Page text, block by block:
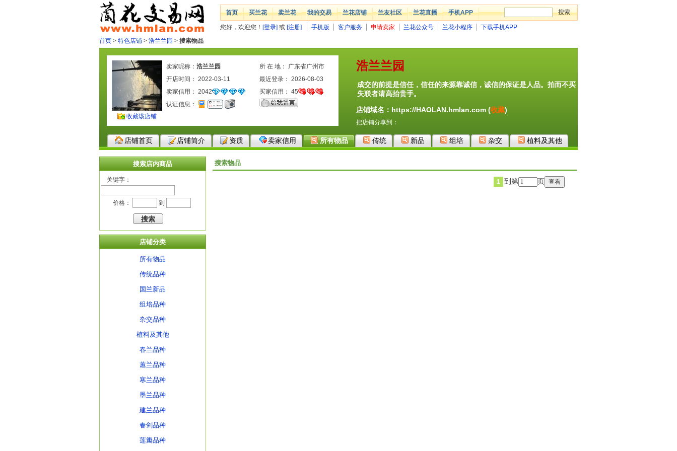
首页 买兰花 卖兰花 我的交易 兰花店铺 兰友社区 兰花直播 手机APP
您好，欢迎您！ [登录] 或 [注册] 手机版 客户服务 申请卖家 兰花公众号 兰花小程序
下载手机APP
首页 > 特色店铺 > 浩兰兰园 > 搜索物品
浩兰兰园
成交的前提是信任，信任的来源靠诚信，诚信的保证是人品。拍而不买
失联者请高抬贵手。
店铺域名：https://HAOLAN.hmlan.com (收藏)
把店铺分享到：
收藏该店铺
卖家昵称： 浩兰兰园
所 在 地： 广东省广州市
开店时间： 2022-03-11
最近登录： 2026-08-03
卖家信用： 2042 买家信用： 45
认证信息：
店铺首页 店铺简介 资质 卖家信用 所有物品 传统 新品 组培 杂交 植料及其他
搜索店内商品
关键字：
价格： 到
店铺分类
所有物品
传统品种
国兰新品
组培品种
杂交品种
植料及其他
春兰品种
蕙兰品种
寒兰品种
墨兰品种
建兰品种
春剑品种
莲瓣品种
搜索物品
1 到第 页